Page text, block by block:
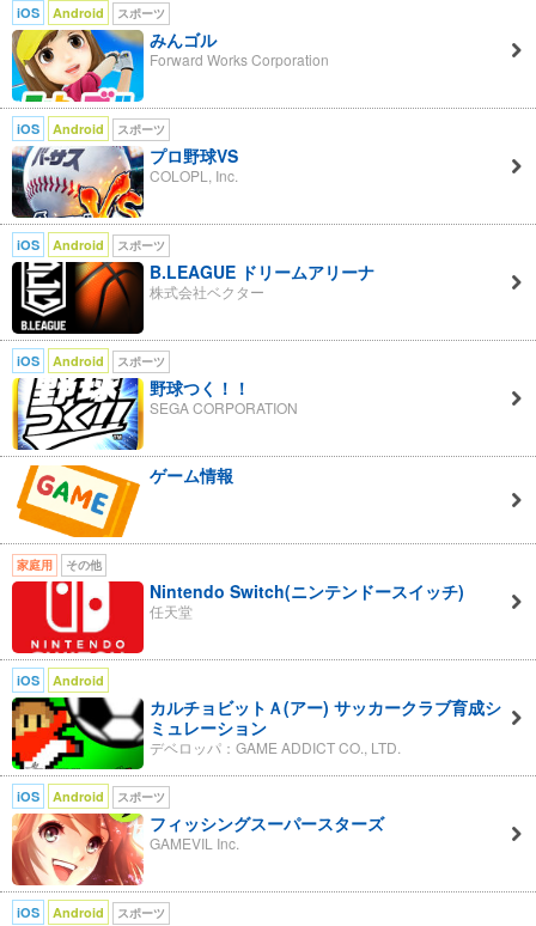
iOS Android スポーツ
みんゴル
Forward Works Corporation
iOS Android スポーツ
プロ野球VS
COLOPL, Inc.
iOS Android スポーツ
B.LEAGUE ドリームアリーナ
株式会社ベクター
iOS Android スポーツ
野球つく！！
SEGA CORPORATION
ゲーム情報
家庭用 その他
Nintendo Switch(ニンテンドースイッチ)
任天堂
iOS Android
カルチョビットＡ(アー) サッカークラブ育成シ
ミュレーション
デベロッパ：GAME ADDICT CO., LTD.
iOS Android スポーツ
フィッシングスーパースターズ
GAMEVIL Inc.
iOS Android スポーツ